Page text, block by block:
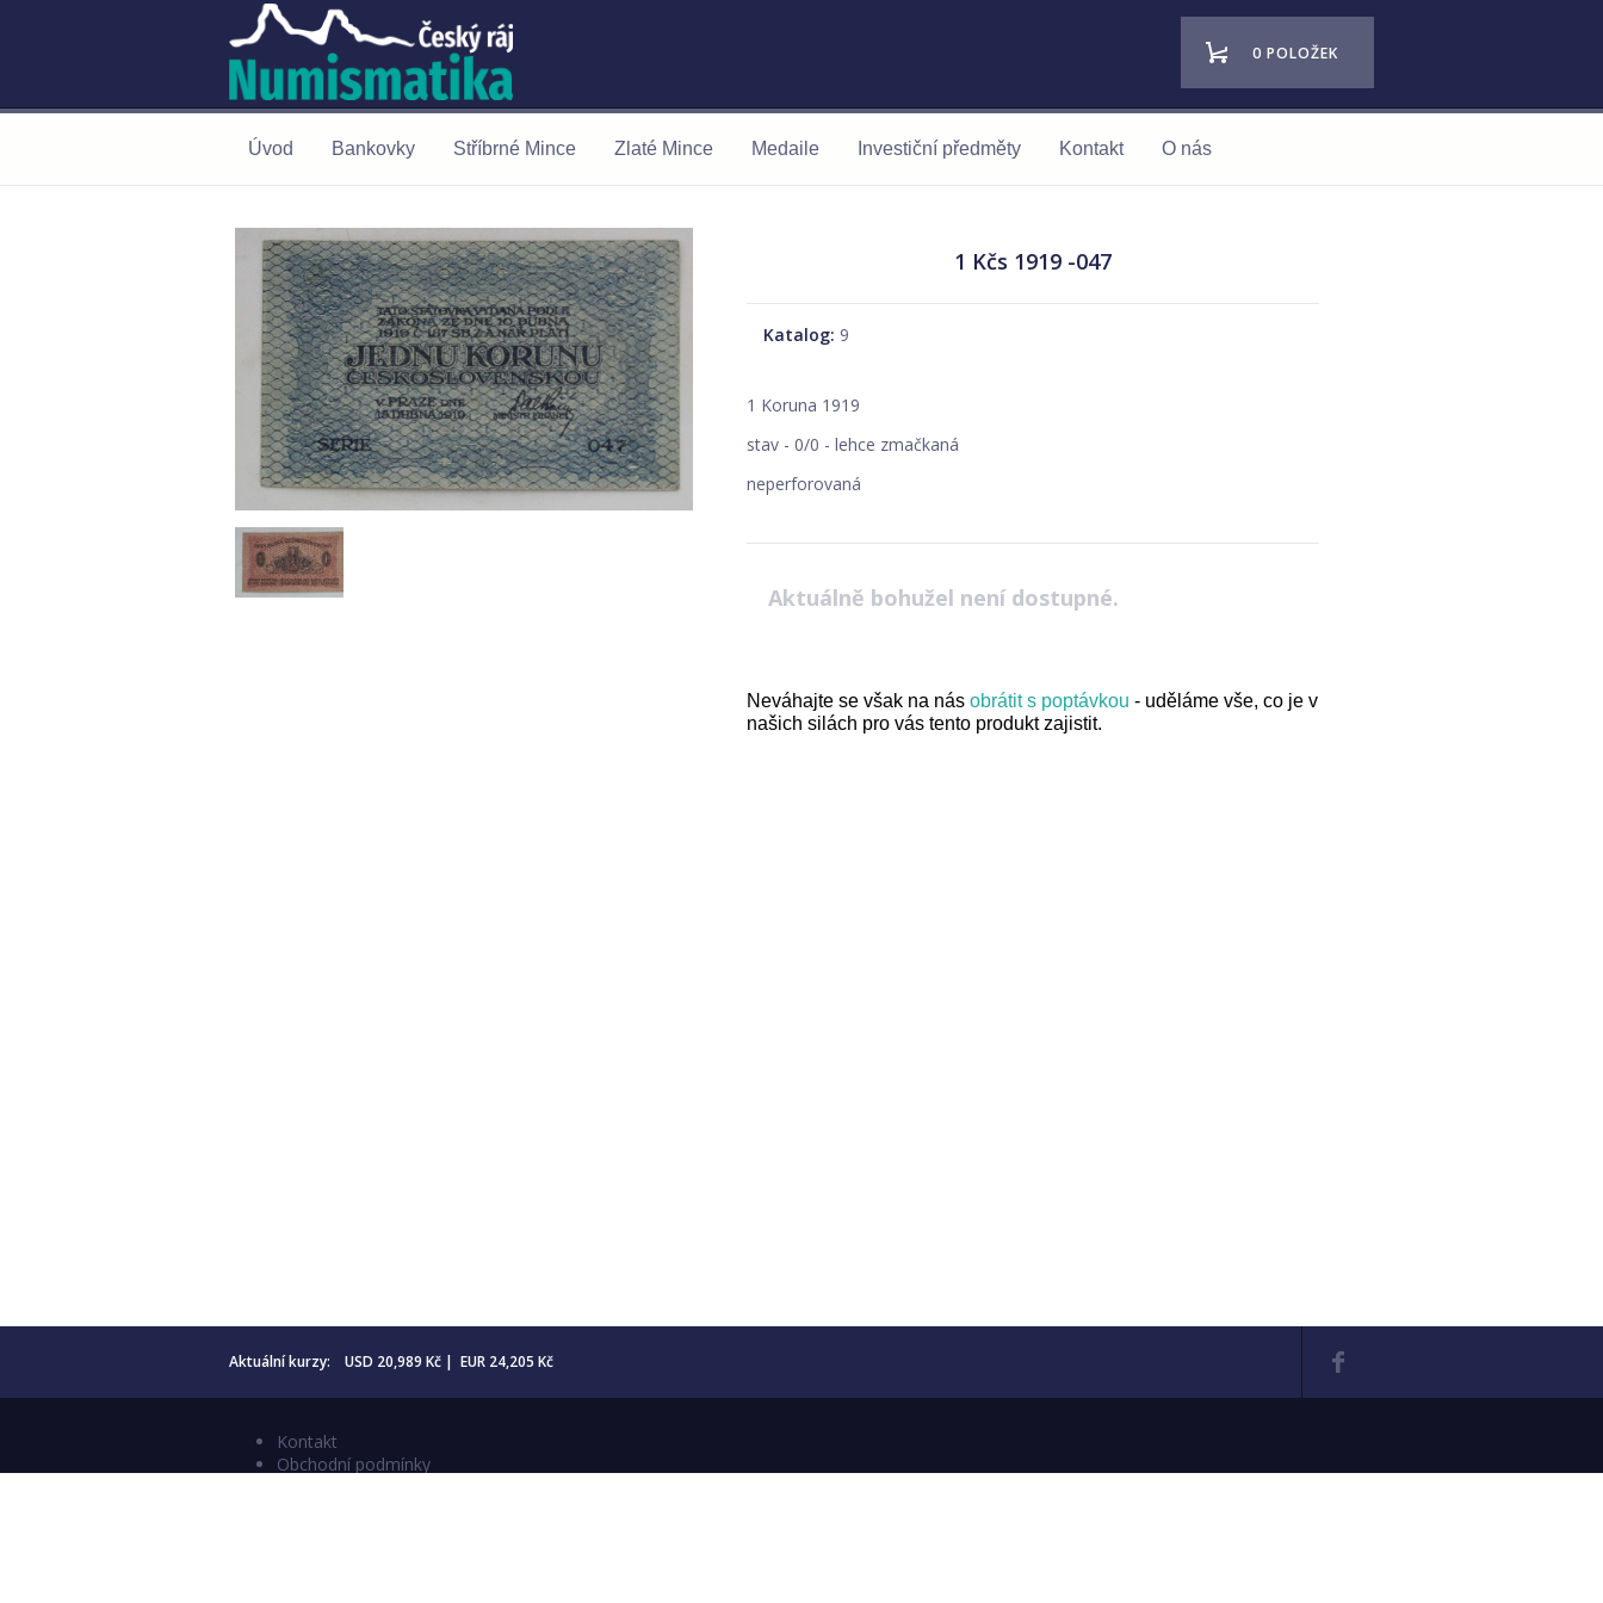
0 POLOŽEK
Úvod Bankovky Stříbrné Mince Zlaté Mince Medaile Investiční předměty Kontakt O nás
1 Kčs 1919 -047
Katalog: 9
1 Koruna 1919
stav - 0/0 - lehce zmačkaná
neperforovaná
Aktuálně bohužel není dostupné.
Neváhajte se však na nás obrátit s poptávkou - uděláme vše, co je v
našich silách pro vás tento produkt zajistit.
Aktuální kurzy: USD 20,989 Kč | EUR 24,205 Kč
Kontakt
Obchodní podmínky